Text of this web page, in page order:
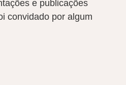
e publicações
convidado por algum